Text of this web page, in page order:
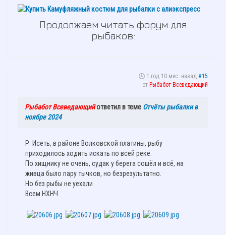
Продолжаем читать форум для
рыбаков:
1 год 10 мес. назад #15
от Рыбабот Всеведающий
Рыбабот Всеведающийответил в теме Отчёты рыбалки в
ноябре 2024
Р. Исеть, в районе Волковской платины, рыбу
приходилось ходить искать по всей реке.
По хищнику не очень, судак у берега сошёл и всё, на
живца было пару тычков, но безрезультатно.
Но без рыбы не уехали
Всем НХНЧ